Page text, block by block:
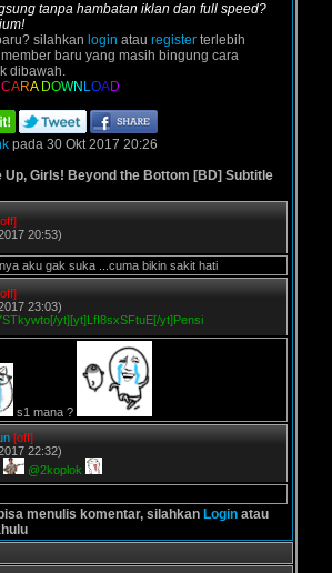
tanpa hambatan iklan dan full speed?
silahkan login atau register terlebih
baru yang masih bingung cara
dibawah.
CARA DOWN LOAD
pada 30 Okt 2017 20:26
Up, Girls! Beyond the Bottom [BD] Subtitle
20:53)
aku gak suka ...cuma bikin sakit hati
23:03)
yt][yt]LfI8sxSFtuE[/yt]Pensi
s1 mana ?
[off]
22:32)
@2koplok
menulis komentar, silahkan Login atau